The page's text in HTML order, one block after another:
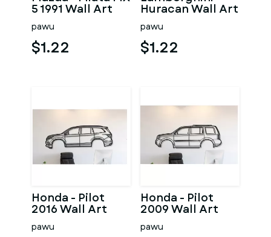
5 1991 Wall Art
pawu
$1.22
Huracan Wall Art
pawu
$1.22
Honda - Pilot
2016 Wall Art
pawu
Honda - Pilot
2009 Wall Art
pawu